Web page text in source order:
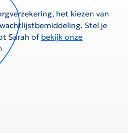
het kiezen van
Stel je
Sarah of bekijk onze